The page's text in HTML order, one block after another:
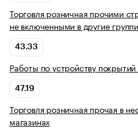
Торговля розничная прочими
не включенными в другие
43.33
Работы по устройству
47.19
Торговля розничная прочая в
магазинах